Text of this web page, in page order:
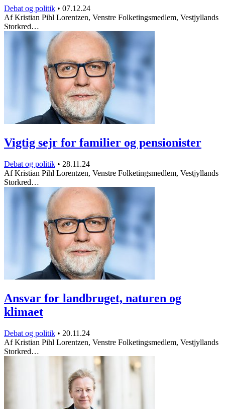
Debat og politik • 07.12.24
Af Kristian Pihl Lorentzen, Venstre Folketingsmedlem, Vestjyllands
Storkred…
Vigtig sejr for familier og pensionister
Debat og politik • 28.11.24
Af Kristian Pihl Lorentzen, Venstre Folketingsmedlem, Vestjyllands
Storkred…
Ansvar for landbruget, naturen og
klimaet
Debat og politik • 20.11.24
Af Kristian Pihl Lorentzen, Venstre Folketingsmedlem, Vestjyllands
Storkred…